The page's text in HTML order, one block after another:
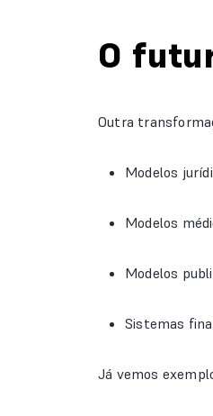
O
Outra
Modelos
Modelos
Modelos
Sistemas
Já vemos